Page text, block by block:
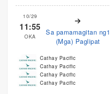
10/29
11:55
OKA
Sa pamamagitan ng1
(Mga) Paglipat
Cathay Pacific
Cathay Pacific
Cathay Pacific
Cathay Pacific